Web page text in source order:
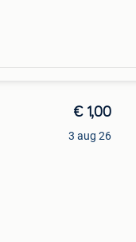
€ 1,00
3 aug 26